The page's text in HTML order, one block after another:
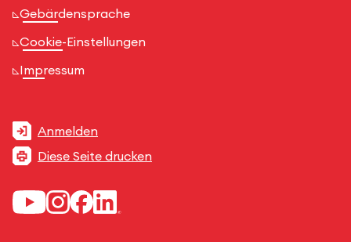
Gebärdensprache
Cookie-Einstellungen
Impressum
Anmelden
Diese Seite drucken